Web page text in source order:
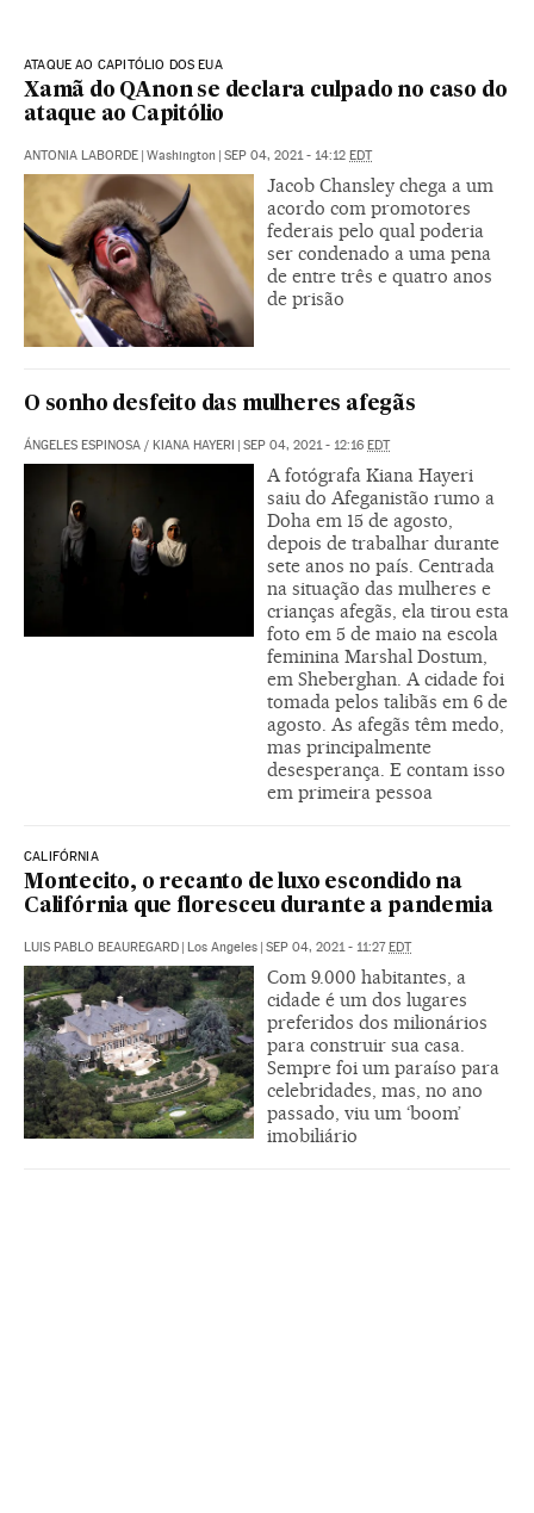
ATAQUE AO CAPITÓLIO DOS EUA
Xamã do QAnon se declara culpado no caso do
ataque ao Capitólio
ANTONIA LABORDE Washington SEP 04, 2021 - 14:12 EDT
Jacob Chansley chega a um
acordo com promotores
federais pelo qual poderia
ser condenado a uma pena
de entre três e quatro anos
de prisão
O sonho desfeito das mulheres afegãs
ÁNGELES ESPINOSA / KIANA HAYERI | SEP 04, 2021 - 12:16 EDT
A fotógrafa Kiana Hayeri
saiu do Afeganistão rumo a
Doha em 15 de agosto,
depois de trabalhar durante
sete anos no país. Centrada
na situação das mulheres e
crianças afegãs, ela tirou esta
foto em 5 de maio na escola
feminina Marshal Dostum,
em Sheberghan. A cidade foi
tomada pelos talibãs em 6 de
agosto. As afegãs têm medo,
mas principalmente
desesperança. E contam isso
em primeira pessoa
CALIFÓRNIA
Montecito, o recanto de luxo escondido na
Califórnia que floresceu durante a pandemia
LUIS PABLO BEAUREGARD | Los Angeles | SEP 04, 2021 - 11:27EDT
Com 9.000 habitantes, a
cidade é um dos lugares
preferidos dos milionários
para construir sua casa.
Sempre foi um paraíso para
celebridades, mas, no ano
passado, viu um ‘boom’
imobiliário